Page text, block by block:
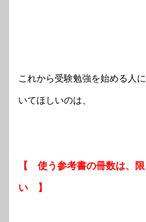
これから受験勉強を始める人
いてほしいのは、
【 使う参考書の冊数は、
い 】